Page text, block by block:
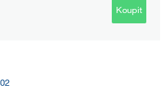
Koupit